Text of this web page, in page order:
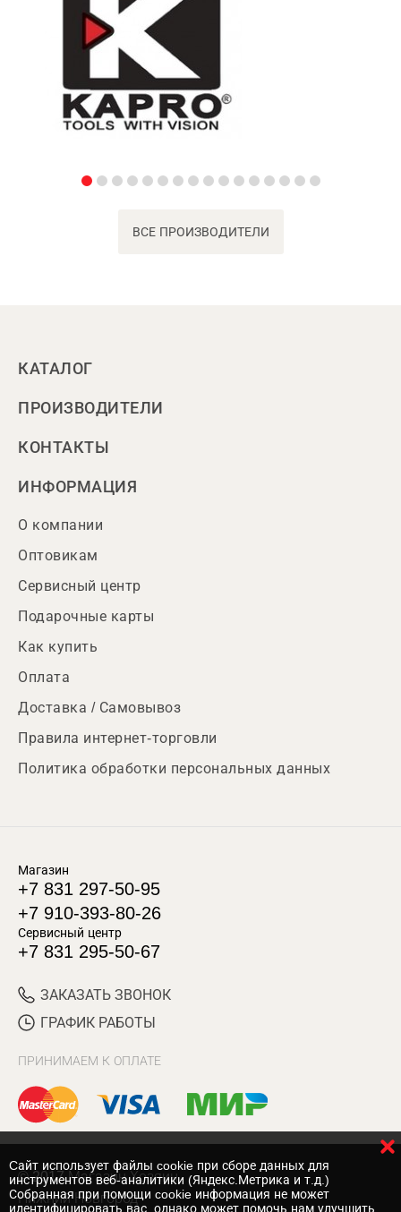
ВСЕ ПРОИЗВОДИТЕЛИ
КАТАЛОГ
ПРОИЗВОДИТЕЛИ
КОНТАКТЫ
ИНФОРМАЦИЯ
О компании
Оптовикам
Сервисный центр
Подарочные карты
Как купить
Оплата
Доставка / Самовывоз
Правила интернет-торговли
Политика обработки персональных данных
Магазин
+7 831 297-50-95
+7 910-393-80-26
Сервисный центр
+7 831 295-50-67
ЗАКАЗАТЬ ЗВОНОК
ГРАФИК РАБОТЫ
ПРИНИМАЕМ К ОПЛАТЕ
© 2017 Магазин Хозяин
Нижний Новгород
Cайт использует файлы cookie при сборе данных для
инструментов веб-аналитики (Яндекс.Метрика и т.д.)
Собранная при помощи cookie информация не может
идентифицировать вас, однако может помочь нам улучшить